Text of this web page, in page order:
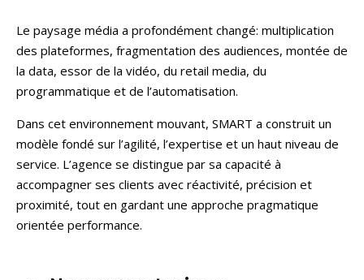
Le paysage média a profondément changé: multiplication
des plateformes, fragmentation des audiences, montée de
la data, essor de la vidéo, du retail media, du
programmatique et de l’automatisation.
Dans cet environnement mouvant, SMART a construit un
modèle fondé sur l’agilité, l’expertise et un haut niveau de
service. L’agence se distingue par sa capacité à
accompagner ses clients avec réactivité, précision et
proximité, tout en gardant une approche pragmatique
orientée performance.